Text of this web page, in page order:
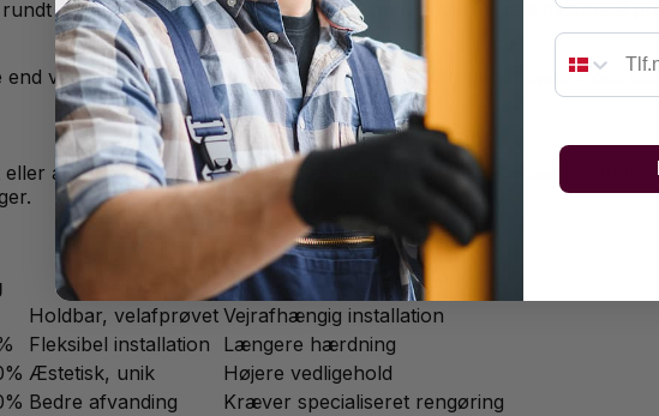
og kræver mindre udstyr, hvilket kan reducere asfalt indkørsel
varm asfalt, så langsigtede omkostninger kan blive højere trods
asfalt med genbrugsmaterialer påvirker asfalt indkørsel prisen
Ulemper
Holdbar, velafprøvet Vejrafhængig installation
Fleksibel installation
Længere hærdning
Æstetisk, unik
Højere vedligehold
Bedre afvanding Kræver specialiseret rengøring